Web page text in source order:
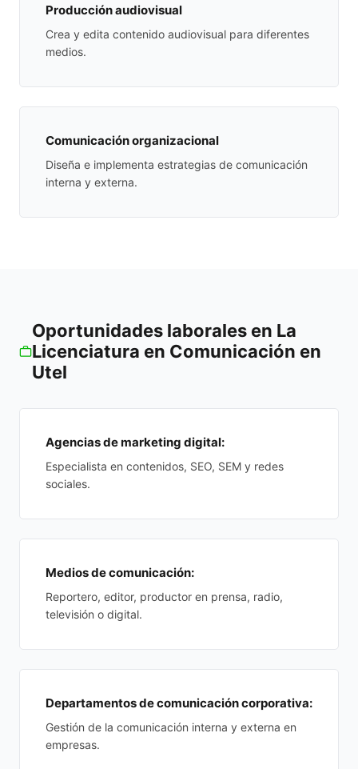
Producción audiovisual
Crea y edita contenido audiovisual para diferentes
medios.
Comunicación organizacional
Diseña e implementa estrategias de comunicación
interna y externa.
Oportunidades laborales en La
Licenciatura en Comunicación en
Utel
Agencias de marketing digital:
Especialista en contenidos, SEO, SEM y redes
sociales.
Medios de comunicación:
Reportero, editor, productor en prensa, radio,
televisión o digital.
Departamentos de comunicación corporativa:
Gestión de la comunicación interna y externa en
empresas.